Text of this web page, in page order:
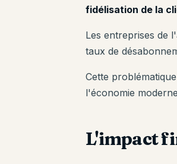
fidélisation de la
Les entreprises de
taux de
Cette
l'économie
L'impact